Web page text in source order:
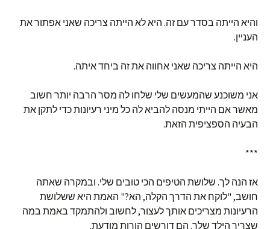
והיא הייתה בסדר עם זה. היא לא הייתה צריכה שאני אפתור את
העניין.
היא הייתה צריכה שאני אחווה את זה ביחד איתה.
אני משוכנע שהמעשים שלי שלחו לה מסר הרבה יותר חשוב
מאשר אם הייתי מנסה להביא לה כל מיני רעיונות כדי לתקן את
הבעיה הספציפית הזאת.
***
אז הנה לך. שלושת הטיפים הכי טובים שלי. ובמקרה שאתה
חושב, "לוקח את הדרך הקלה, הא?" האמת היא ששלושת
הרעיונות מצריכים אותך לעצור, לחשוב ולהתמקד באמת במה
שצריך הילד שלך. הם דורשים הורות מודעת.